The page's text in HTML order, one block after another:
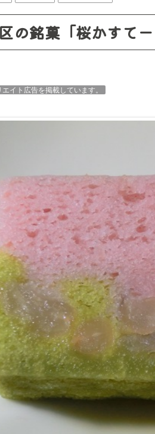
の銘菓「桜かすてー
イト広告を掲載しています。